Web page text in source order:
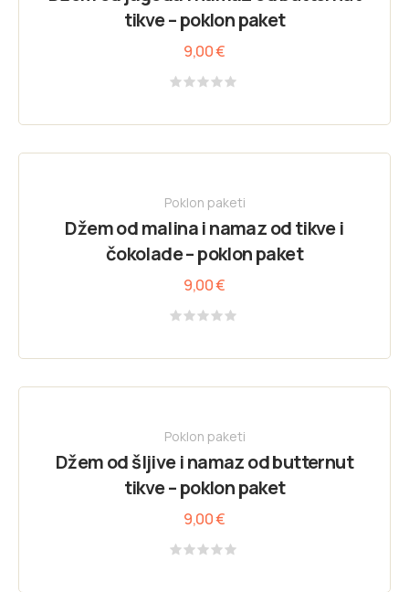
tikve – poklon paket
9,00€
out
5
Poklon paketi
Džem od malina i namaz od tikve i
čokolade – poklon paket
9,00€
out
5
Poklon paketi
Džem od šljive i namaz od butternut
tikve – poklon paket
9,00€